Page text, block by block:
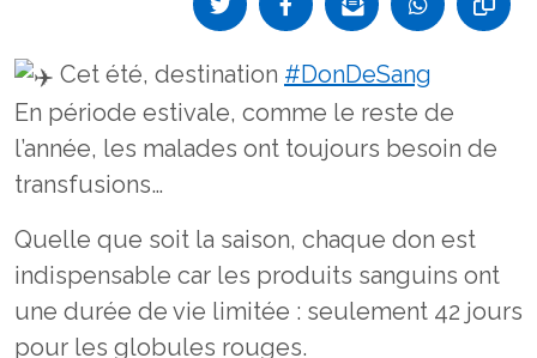
Cet été, destination #DonDeSang
En période estivale, comme le reste de
l’année, les malades ont toujours besoin de
transfusions…
Quelle que soit la saison, chaque don est
indispensable car les produits sanguins ont
une durée de vie limitée : seulement 42 jours
pour les globules rouges.